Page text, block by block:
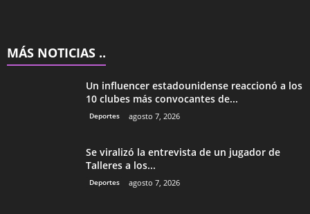
MÁS NOTICIAS ..
Un influencer estadounidense reaccionó a los
10 clubes más convocantes de...
Deportes agosto 7, 2026
Se viralizó la entrevista de un jugador de
Talleres a los...
Deportes agosto 7, 2026